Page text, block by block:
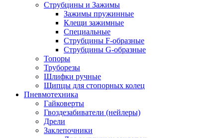
Струбцины и Зажимы
Зажимы пружинные
Клещи зажимные
Специальные
Струбцины F-образные
Струбцины G-образные
Топоры
Труборезы
Шлифки ручные
Щипцы для стопорных колец
Пневмотехника
Гайковерты
Гвоздезабиватели (нейлеры)
Дрели
Заклепочники